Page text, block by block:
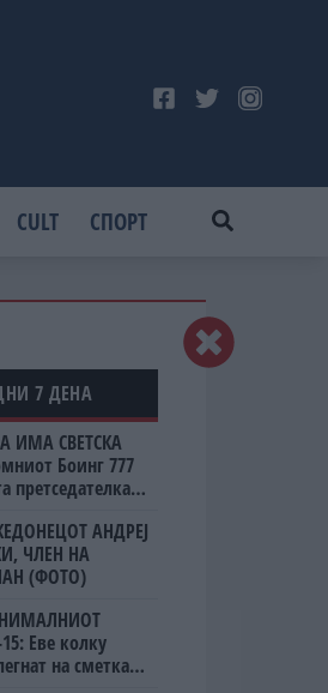
CULT СПОРТ
7 ДЕНА
ИМА СВЕТСКА
Боинг 777
претседателка
АНДРЕЈ
ЧЛЕН НА
(ФОТО)
Еве колку
на сметка